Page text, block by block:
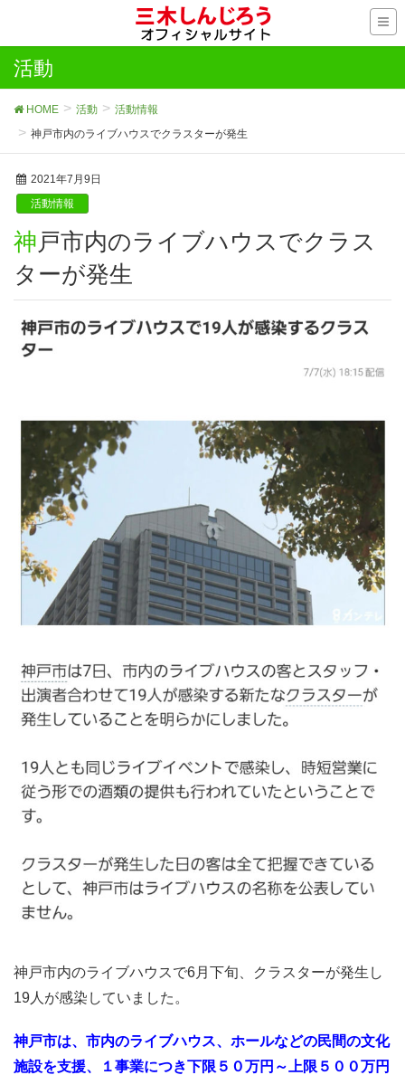
活動
HOME 活動
活動情報
神戸市内のライブハウスでクラスターが発生
2021年7月9日
活動情報
神戸市内のライブハウスでクラス
ターが発生
神戸市内のライブハウスで6月下旬、クラスターが発生し
19人が感染していました。
神戸市は、市内のライブハウス、ホールなどの民間の文化
施設を支援、１事業につき下限５０万円～上限５００万円